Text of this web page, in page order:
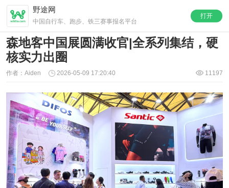
打开
野途网
中国自行车、跑步、铁三赛事报名平台
森地客中国展圆满收官|全系列集结，硬
核实力出圈
作者：Aiden 2026-05-09 17:20:40 11197